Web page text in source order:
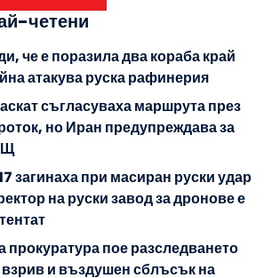
четени
че е поразила два кораба край
атакува руска рафинерия
съгласуваха маршрута през
но Иран предупреждава за
загинаха при масиран руски удар
на руски завод за дронове е
прокуратура пое разследването
и въздушен сблъсък на